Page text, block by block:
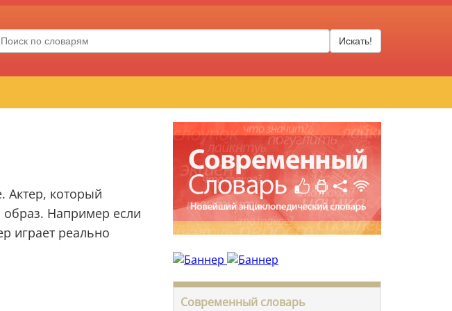
Искать!
Актер, который
Например если
играет реально
Современный словарь